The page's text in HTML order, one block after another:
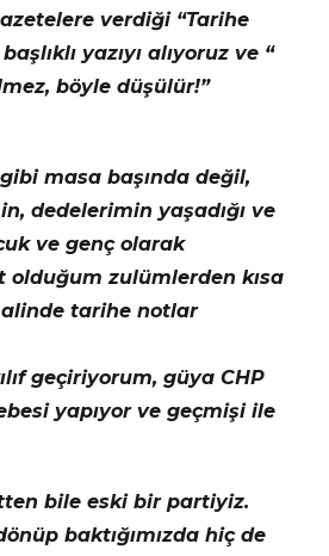
verdiği “Tarihe
yazıyı alıyoruz ve “
böyle düşülür!”
masa başında değil,
dedelerimin yaşadığı ve
ve genç olarak
olduğum zulümlerden kısa
tarihe notlar
geçiriyorum, güya CHP
yapıyor ve geçmişi ile
bile eski bir partiyiz.
baktığımızda hiç de